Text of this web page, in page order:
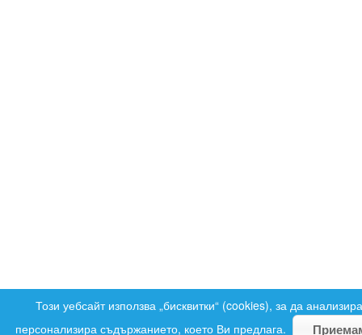
Този уебсайт използва „бисквитки“ (cookies), за да
персонализира съдържанието, което Ви предлага.